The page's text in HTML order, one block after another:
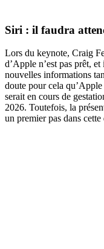
Siri : il faudra
Lors du keynote, Craig
d’Apple n’est pas prêt,
nouvelles informations
doute pour cela
serait en cours de
2026. Toutefois, la
un premier pas dans